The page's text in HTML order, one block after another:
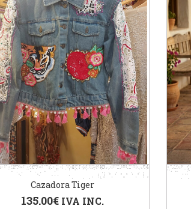
Cazadora Tiger
135.00€ IVA INC.